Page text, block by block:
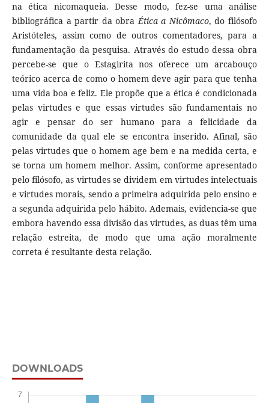
na ética nicomaqueia. Desse modo, fez-se uma análise
bibliográfica a partir da obraÉtica a Nicômaco, do filósofo
Aristóteles, assim como de outros comentadores, para a
fundamentação da pesquisa. Através do estudo dessa obra
percebe-se que o Estagirita nos oferece um arcabouço
teórico acerca de como o homem deve agir para que tenha
uma vida boa e feliz. Ele propõe que a ética é condicionada
pelas virtudes e que essas virtudes são fundamentais no
agir e pensar do ser humano para a felicidade da
comunidade da qual ele se encontra inserido. Afinal, são
pelas virtudes que o homem age bem e na medida certa, e
se torna um homem melhor. Assim, conforme apresentado
pelo filósofo, as virtudes se dividem em virtudes intelectuais
e virtudes morais, sendo a primeira adquirida pelo ensino e
a segunda adquirida pelo hábito. Ademais, evidencia-se que
embora havendo essa divisão das virtudes, as duas têm uma
relação estreita, de modo que uma ação moralmente
correta é resultante desta relação.
DOWNLOADS